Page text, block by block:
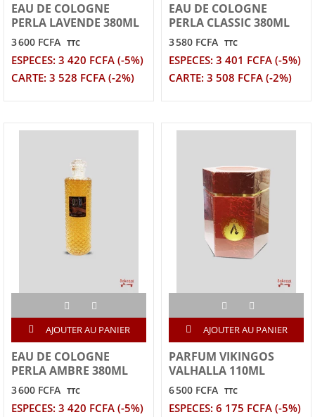
EAU DE COLOGNE
PERLA LAVENDE 380ML
3 600 FCFA TTC
ESPECES: 3 420 FCFA (-5%)
CARTE: 3 528 FCFA (-2%)
EAU DE COLOGNE
PERLA CLASSIC 380ML
3 580 FCFA TTC
ESPECES: 3 401 FCFA (-5%)
CARTE: 3 508 FCFA (-2%)
AJOUTER AU PANIER
EAU DE COLOGNE
PERLA AMBRE 380ML
3 600 FCFA TTC
ESPECES: 3 420 FCFA (-5%)
AJOUTER AU PANIER
PARFUM VIKINGOS
VALHALLA 110ML
6 500 FCFA TTC
ESPECES: 6 175 FCFA (-5%)